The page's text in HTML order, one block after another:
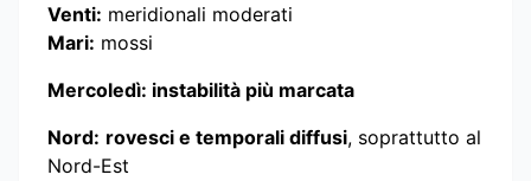
Venti: meridionali moderati
Mari: mossi
Mercoledì: instabilità più marcata
Nord: rovesci e temporali diffusi, soprattutto al
Nord-Est